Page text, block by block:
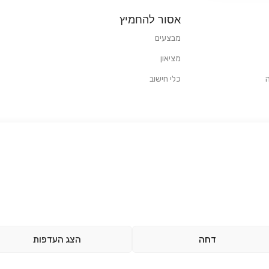
דחה הצג העדפות
אסור להחמיץ
מבצעים
מציאון
כלי חישוב